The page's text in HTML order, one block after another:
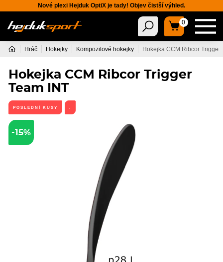
Nové plexi Hejduk OptiX je tady! Objev čistší výhled.
0
Hráč Hokejky Kompozitové hokejky Hokejka CCM Ribcor Trigger
Hokejka CCM Ribcor Trigger
Team INT
POSLEDNÍ KUSY .
-15%